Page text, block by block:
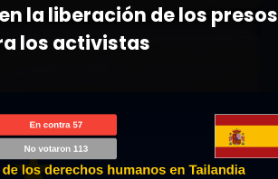
la liberación de los presos
los activistas